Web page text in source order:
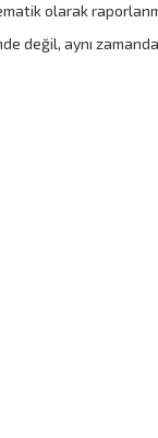
olarak
değil, aynı